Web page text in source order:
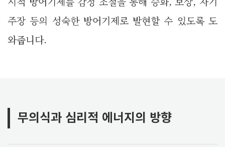
주장 등의 성숙한 방어기제로 발현할 수 있도록 도
와줍니다.
무의식과 심리적 에너지의 방향